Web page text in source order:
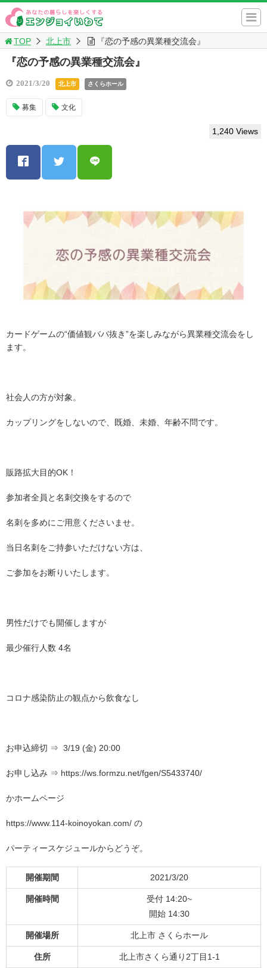
TOP 北上市 『恋の予感の異業種交流会』
『恋の予感の異業種交流会』
2021/3/20 北上市 さくらホール
募集 文化
1,240 Views
カードゲームの“価値観ババ抜き”を楽しみながら異業種交流会をし
ます。
社会人の方が対象。
カップリングをしないので、既婚、未婚、年齢不問です。
販路拡大目的OK！
参加者全員と名刺交換をするので
名刺を多めにご用意くださいませ。
当日名刺をご持参いただけない方は、
ご参加をお断りいたします。
男性だけでも開催しますが
最少催行人数 4名
コロナ感染防止の観点から飲食なし
お申込締切 ⇒ 3/19 (金) 20:00
お申し込み ⇒ https://ws.formzu.net/fgen/S5433740/
かホームページ
https://www.114-koinoyokan.com/ の
パーティースケジュールからどうぞ。
開催期間 2021/3/20
開催時間
受付 14:20~
開始 14:30
開催場所 北上市 さくらホール
住所 北上市さくら通り2丁目1-1